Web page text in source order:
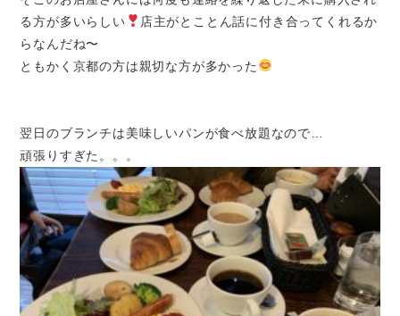
る方が多いらしい
店主がとことん話に付き合ってくれるか
らなんだね〜
ともかく京都の方は親切な方が多かった
翌日のブランチは美味しいパンが食べ放題なので…
頑張りすぎた。。。